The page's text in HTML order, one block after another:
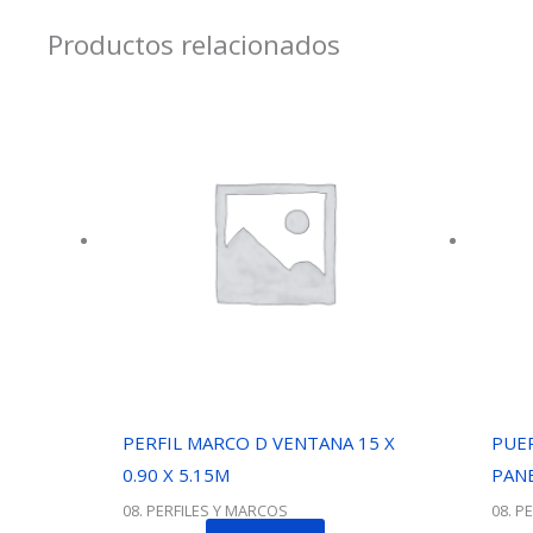
Productos relacionados
PERFIL MARCO D VENTANA 15 X
0.90 X 5.15M
08. PERFILES Y MARCOS 08.